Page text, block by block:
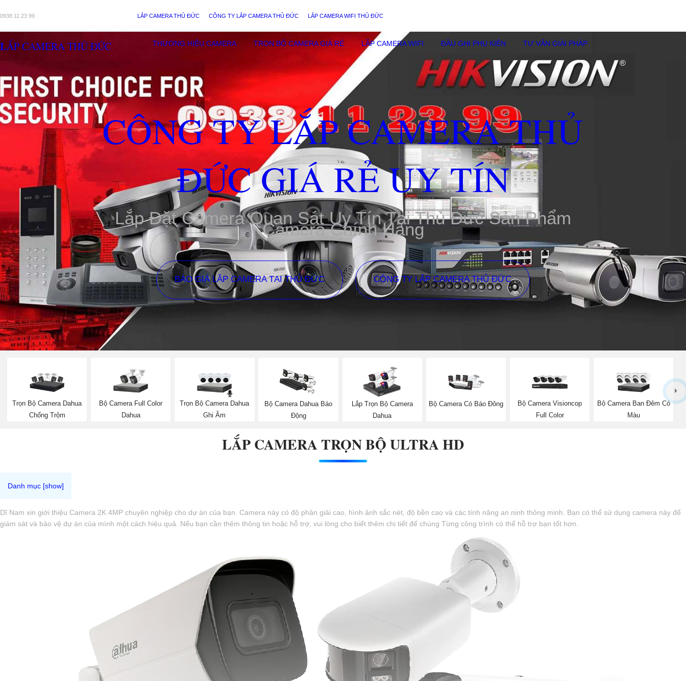
0938 11 23 99 LẮP CAMERA THỦ ĐỨC CÔNG TY LẮP CAMERA THỦ ĐỨC LẮP CAMERA WIFI THỦ ĐỨC
LẮP CAMERA THỦ ĐỨC THƯƠNG HIỆU CAMERA TRỌN BỘ CAMERA GIÁ RẺ LẮP CAMERA WIFI ĐẦU GHI PHỤ KIÊN TƯ VẤN GIẢI PHÁP
CÔNG TY LẮP CAMERA THỦ
ĐỨC GIÁ RẺ UY TÍN
Lắp Đặt Camera Quan Sát Uy Tín Tại Thủ Đức Sản Phẩm
Camera Chính Hãng
BÁO GIÁ LẮP CAMERA TẠI THỦ ĐỨC CÔNG TY LẮP CAMERA THỦ ĐỨC
Trọn Bộ Camera Dahua
Chống Trộm
Bộ Camera Full Color
Dahua
Trọn Bộ Camera Dahua
Ghi Âm
Bộ Camera Dahua Báo
Động
Lắp Trọn Bộ Camera
Dahua
Bộ Camera Có Báo Đông
Bộ Camera Visioncop
Full Color
Bộ Camera Ban Đêm Có
Màu
LẮP CAMERA TRỌN BỘ ULTRA HD
Dĩ Nam xin giới thiệu Camera 2K 4MP chuyên nghiệp cho dự án của bạn. Camera này có độ phân giải cao, hình ảnh sắc nét, độ bền cao và các tính năng an ninh thông minh. Bạn có thể sử dụng camera này để
giám sát và bảo vệ dự án của mình một cách hiệu quả. Nếu bạn cần thêm thông tin hoặc hỗ trợ, vui lòng cho biết thêm chi tiết để chúng Từng công trình có thể hỗ trợ bạn tốt hơn.